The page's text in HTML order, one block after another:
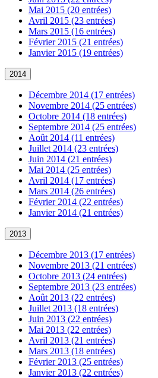
Mai 2015 (20 entrées)
Avril 2015 (23 entrées)
Mars 2015 (16 entrées)
Février 2015 (21 entrées)
Janvier 2015 (19 entrées)
2014
Décembre 2014 (17 entrées)
Novembre 2014 (25 entrées)
Octobre 2014 (18 entrées)
Septembre 2014 (25 entrées)
Août 2014 (11 entrées)
Juillet 2014 (23 entrées)
Juin 2014 (21 entrées)
Mai 2014 (25 entrées)
Avril 2014 (17 entrées)
Mars 2014 (26 entrées)
Février 2014 (22 entrées)
Janvier 2014 (21 entrées)
2013
Décembre 2013 (17 entrées)
Novembre 2013 (21 entrées)
Octobre 2013 (24 entrées)
Septembre 2013 (23 entrées)
Août 2013 (22 entrées)
Juillet 2013 (18 entrées)
Juin 2013 (22 entrées)
Mai 2013 (22 entrées)
Avril 2013 (21 entrées)
Mars 2013 (18 entrées)
Février 2013 (25 entrées)
Janvier 2013 (22 entrées)